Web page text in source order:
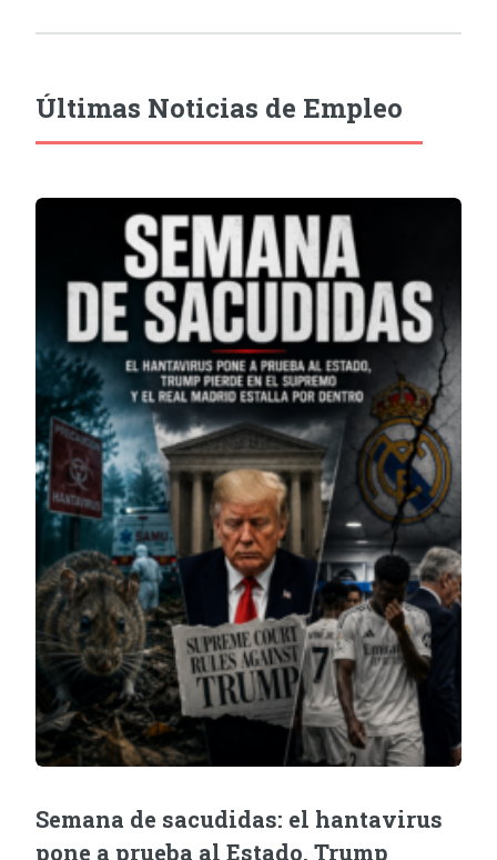
Últimas Noticias de Empleo
Semana de sacudidas: el hantavirus
pone a prueba al Estado, Trump